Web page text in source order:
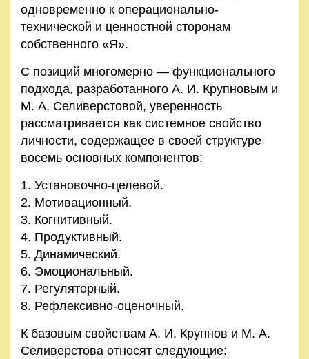
одновременно к операционально-
технической и ценностной сторонам
собственного «Я».
С позиций многомерно — функционального
подхода, разработанного А. И. Крупновым и
М. А. Селиверстовой, уверенность
рассматривается как системное свойство
личности, содержащее в своей структуре
восемь основных компонентов:
Установочно-целевой.
Мотивационный.
Когнитивный.
Продуктивный.
Динамический.
Эмоциональный.
Регуляторный.
Рефлексивно-оценочный.
К базовым свойствам А. И. Крупнов и М. А.
Селиверстова относят следующие: